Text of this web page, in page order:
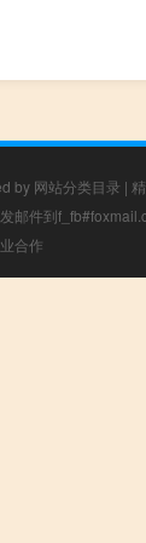
by 网站分类目录 |
邮件到
合作